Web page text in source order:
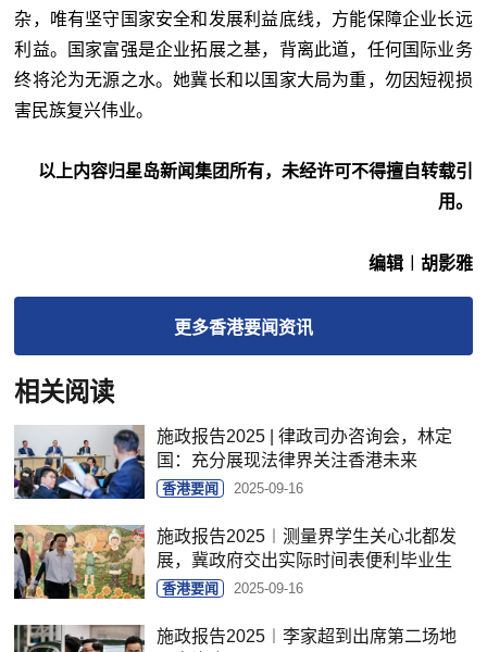
杂，唯有坚守国家安全和发展利益底线，方能保障企业长远
利益。国家富强是企业拓展之基，背离此道，任何国际业务
终将沦为无源之水。她冀长和以国家大局为重，勿因短视损
害民族复兴伟业。
以上内容归星岛新闻集团所有，未经许可不得擅自转载引
用。
编辑︱胡影雅
更多香港要闻资讯
相关阅读
施政报告2025 | 律政司办咨询会，林定
国：充分展现法律界关注香港未来
香港要闻 2025-09-16
施政报告2025︱测量界学生关心北都发
展，冀政府交出实际时间表便利毕业生
香港要闻 2025-09-16
施政报告2025︱李家超到出席第二场地